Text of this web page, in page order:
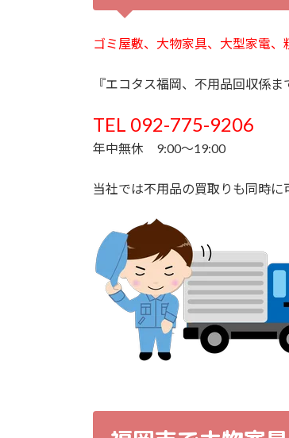
ゴミ屋敷、大物家具、大型家電
『エコタス福岡、不用品回収係ま
TEL 092-775-9206
年中無休 9:00～19:00
当社では不用品の買取りも同時に